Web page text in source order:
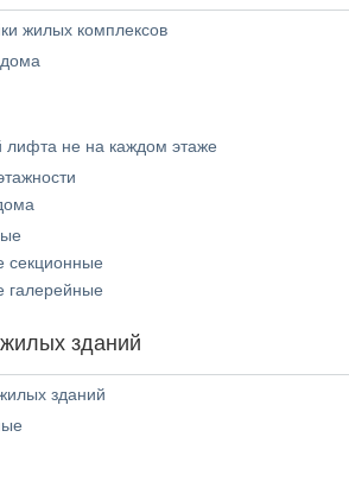
жилых комплексов
лифта не на каждом этаже
секционные
галерейные
зданий
зданий